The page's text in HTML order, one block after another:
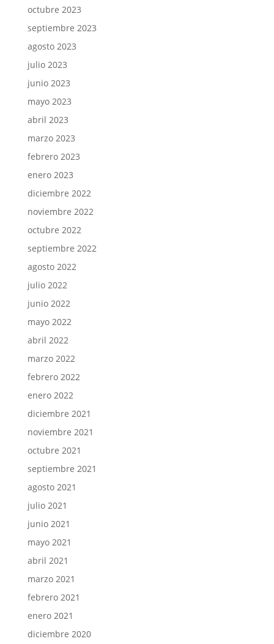
octubre 2023
septiembre 2023
agosto 2023
julio 2023
junio 2023
mayo 2023
abril 2023
marzo 2023
febrero 2023
enero 2023
diciembre 2022
noviembre 2022
octubre 2022
septiembre 2022
agosto 2022
julio 2022
junio 2022
mayo 2022
abril 2022
marzo 2022
febrero 2022
enero 2022
diciembre 2021
noviembre 2021
octubre 2021
septiembre 2021
agosto 2021
julio 2021
junio 2021
mayo 2021
abril 2021
marzo 2021
febrero 2021
enero 2021
diciembre 2020